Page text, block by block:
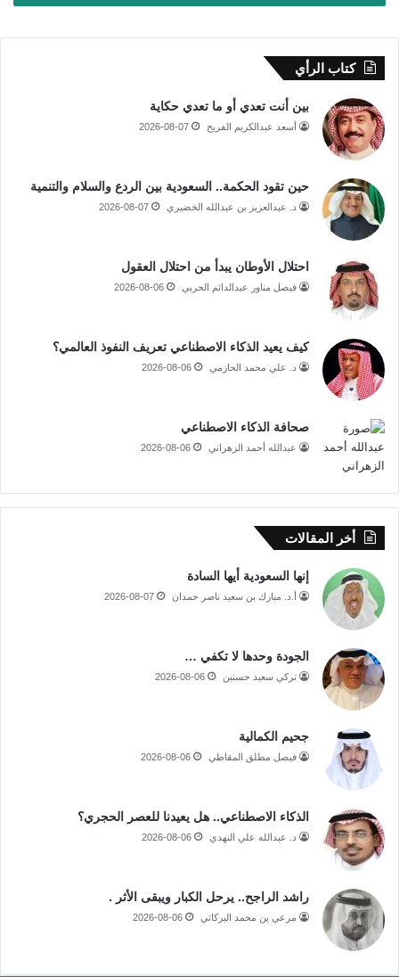
كتاب الرأي
بين أنت تعدي أو ما تعدي حكاية
أسعد عبدالكريم الفريح 2026-08-07
حين تقود الحكمة.. السعودية بين الردع والسلام والتنمية
د. عبدالعزيز بن عبدالله الخضيري 2026-08-07
احتلال الأوطان يبدأ من احتلال العقول
فيصل مناور عبدالدائم الحربي 2026-08-06
كيف يعيد الذكاء الاصطناعي تعريف النفوذ العالمي؟
د. علي محمد الحازمي 2026-08-06
صحافة الذكاء الاصطناعي
عبدالله أحمد الزهراني 2026-08-06
أخر المقالات
إنها السعودية أيها السادة
أ.د. مبارك بن سعيد ناصر حمدان 2026-08-07
الجودة وحدها لا تكفي …
تركي سعيد حسنين 2026-08-06
جحيم الكمالية
فيصل مطلق المقاطي 2026-08-06
الذكاء الاصطناعي.. هل يعيدنا للعصر الحجري؟
د. عبدالله علي النهدي 2026-08-06
راشد الراجح.. يرحل الكبار ويبقى الأثر .
مرعي بن محمد البركاتي 2026-08-06